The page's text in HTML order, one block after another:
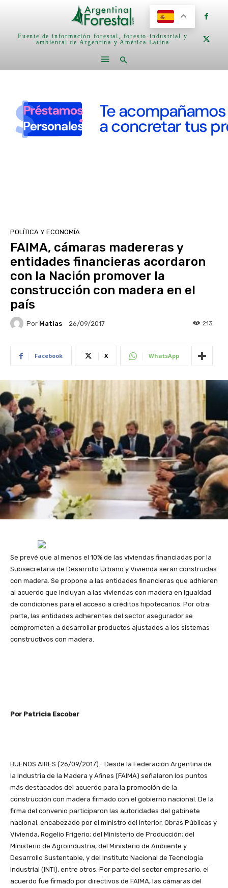
Fuente de información forestal, foresto-industrial y
ambiental de Argentina y América Latina
POLÍTICA Y ECONOMÍA
FAIMA, cámaras madereras y
entidades financieras acordaron
con la Nación promover la
construcción con madera en el
país
Por Matias 26/09/2017 213
Facebook X WhatsApp
Se prevé que al menos el 10% de las viviendas financiadas por la
Subsecretaria de Desarrollo Urbano y Vivienda serán construidas
con madera. Se propone a las entidades financieras que adhieren
al acuerdo que incluyan a las viviendas con madera en igualdad
de condiciones para el acceso a créditos hipotecarios. Por otra
parte, las entidades adherentes del sector asegurador se
comprometen a desarrollar productos ajustados a los sistemas
constructivos con madera.
Por Patricia Escobar
BUENOS AIRES (26/09/2017).- Desde la Federación Argentina de
la Industria de la Madera y Afines (FAIMA) señalaron los puntos
más destacados del acuerdo para la promoción de la
construcción con madera firmado con el gobierno nacional. De la
firma del convenio participaron las autoridades del gabinete
nacional, encabezado por el ministro del Interior, Obras Públicas y
Vivienda, Rogelio Frigerio; del Ministerio de Producción; del
Ministerio de Agroindustria, del Ministerio de Ambiente y
Desarrollo Sustentable, y del Instituto Nacional de Tecnología
Industrial (INTI), entre otros. Por parte del sector empresario, el
acuerdo fue firmado por directivos de FAIMA, las cámaras del